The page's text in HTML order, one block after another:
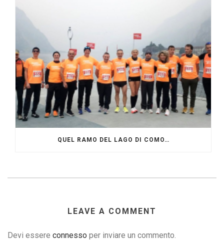
QUEL RAMO DEL LAGO DI COMO…
LEAVE A COMMENT
Devi essere connesso per inviare un commento.